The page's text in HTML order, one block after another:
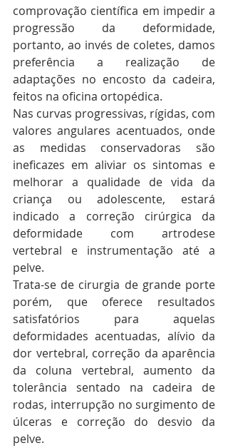
comprovação científica em impedir a
progressão da deformidade,
portanto, ao invés de coletes, damos
preferência a realização de
adaptações no encosto da cadeira,
feitos na oficina ortopédica.
Nas curvas progressivas, rígidas, com
valores angulares acentuados, onde
as medidas conservadoras são
ineficazes em aliviar os sintomas e
melhorar a qualidade de vida da
criança ou adolescente, estará
indicado a correção cirúrgica da
deformidade com artrodese
vertebral e instrumentação até a
pelve.
Trata-se de cirurgia de grande porte
porém, que oferece resultados
satisfatórios para aquelas
deformidades acentuadas, alívio da
dor vertebral, correção da aparência
da coluna vertebral, aumento da
tolerância sentado na cadeira de
rodas, interrupção no surgimento de
úlceras e correção do desvio da
pelve.